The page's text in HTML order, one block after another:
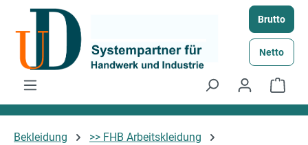
Zum Hauptinhalt springen Brutto
Netto
Bekleidung
>> FHB Arbeitskleidung